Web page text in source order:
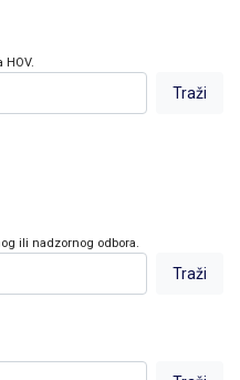
HOV.
ili nadzornog odbora.